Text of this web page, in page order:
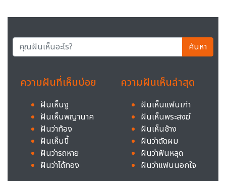
ค้นหา
ความฝันที่เห็นบ่อย
ฝันเห็นงู
ฝันเห็นพญานาค
ฝันว่าท้อง
ฝันเห็นขี้
ฝันว่ารถหาย
ฝันว่าได้ทอง
ความฝันเห็นล่าสุด
ฝันเห็นแฟนเก่า
ฝันเห็นพระสงฆ์
ฝันเห็นช้าง
ฝันว่าตัดผม
ฝันว่าฟันหลุด
ฝันว่าแฟนนอกใจ